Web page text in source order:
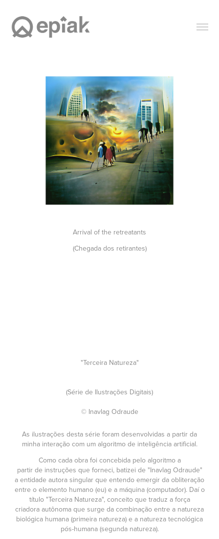
Arrival of the retreatants
(Chegada dos retirantes)
"Terceira Natureza"
(Série de Ilustrações Digitais)
© Inavlag Odraude
As ilustrações desta série foram desenvolvidas a partir da
minha interação com um algoritmo de inteligência artificial.
Como cada obra foi concebida pelo algoritmo a
partir de instruções que forneci, batizei de "Inavlag Odraude"
a entidade autora singular que entendo emergir da obliteração
entre o elemento humano (eu) e a máquina (computador). Daí o
título "Terceira Natureza", conceito que traduz a força
criadora autônoma que surge da combinação entre a natureza
biológica humana (primeira natureza) e a natureza tecnológica
pós-humana (segunda natureza).